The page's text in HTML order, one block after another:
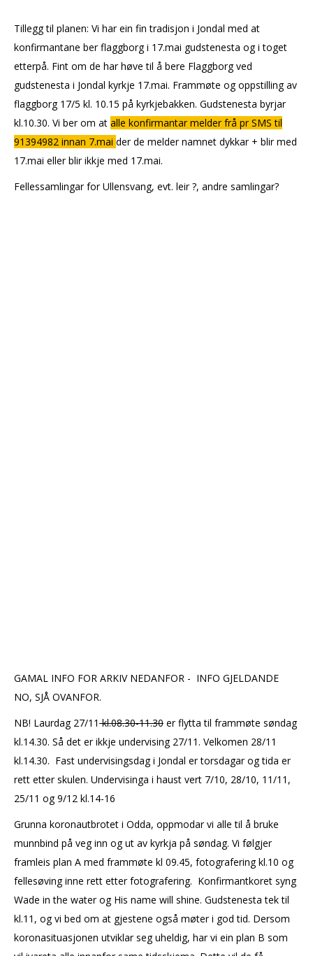
Tillegg til planen: Vi har ein fin tradisjon i Jondal med at
konfirmantane ber flaggborg i 17.mai gudstenesta og i toget
etterpå. Fint om de har høve til å bere Flaggborg ved
gudstenesta i Jondal kyrkje 17.mai. Frammøte og oppstilling av
flaggborg 17/5 kl. 10.15 på kyrkjebakken. Gudstenesta byrjar
kl.10.30. Vi ber om at alle konfirmantar melder frå pr SMS til
91394982 innan 7.mai der de melder namnet dykkar + blir med
17.mai eller blir ikkje med 17.mai.
Fellessamlingar for Ullensvang, evt. leir ?, andre samlingar?
GAMAL INFO FOR ARKIV NEDANFOR - INFO GJELDANDE
NO, SJÅ OVANFOR.
NB! Laurdag 27/11kl.08.30-11.30 er flytta til frammøte søndag
kl.14.30. Så det er ikkje undervising 27/11. Velkomen 28/11
kl.14.30. Fast undervisingsdag i Jondal er torsdagar og tida er
rett etter skulen. Undervisinga i haust vert 7/10, 28/10, 11/11,
25/11 og 9/12 kl.14-16
Grunna koronautbrotet i Odda, oppmodar vi alle til å bruke
munnbind på veg inn og ut av kyrkja på søndag. Vi følgjer
framleis plan A med frammøte kl 09.45, fotografering kl.10 og
fellesøving inne rett etter fotografering. Konfirmantkoret syng
Wade in the water og His name will shine. Gudstenesta tek til
kl.11, og vi bed om at gjestene også møter i god tid. Dersom
koronasituasjonen utviklar seg uheldig, har vi ein plan B som